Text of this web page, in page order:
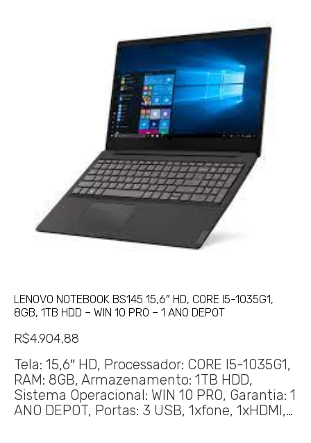
LENOVO NOTEBOOK BS145 15,6″ HD, CORE I5-1035G1,
8GB, 1TB HDD – WIN 10 PRO – 1 ANO DEPOT
R$4.904,88
Tela: 15,6″ HD, Processador: CORE I5-1035G1,
RAM: 8GB, Armazenamento: 1TB HDD,
Sistema Operacional: WIN 10 PRO, Garantia: 1
ANO DEPOT, Portas: 3 USB, 1xfone, 1xHDMI,…